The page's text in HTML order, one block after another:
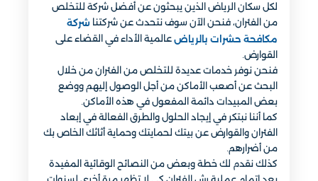
لكل سكان الرياض الذين يبحثون عن أفضل شركة للتخلص
من الفئران، فنحن الآن سوف نتحدث عن شركتنا شركة
مكافحة حشرات بالرياض عالمية الأداء في القضاء على
القوارض.
فنحن نوفر خدمات عديدة للتخلص من الفئران من خلال
البحث عن أصعب الأماكن من أجل الوصول إليهم ووضع
بعض المبيدات دائمة المفعول في هذه الأماكن.
كما أننا نبتكر في إيجاد الحلول والطرق الفعالة في إبعاد
الفئران والقوارض عن بيتك لحمايتك وحماية أثاثك الخاص بك
من أضرارهم.
كذلك نقدم لك خطة وبعض من النصائح الوقائية المفيدة